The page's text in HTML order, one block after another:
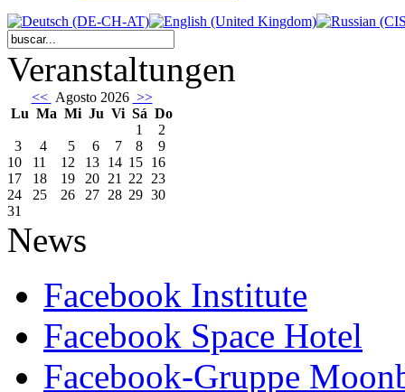
Veranstaltungen
<< Agosto 2026 >>
Lu Ma Mi Ju Vi Sá Do
1
2
3
4 5 6 7 8
9
10
11 12 13 14 15 16
17
18 19 20 21 22 23
24
25 26 27 28 29 30
31
News
Facebook Institute
Facebook Space Hotel
Facebook-Gruppe